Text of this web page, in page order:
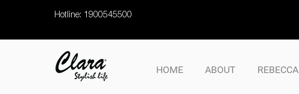
Hotline: 1900545500
HOME ABOUT REBECCA